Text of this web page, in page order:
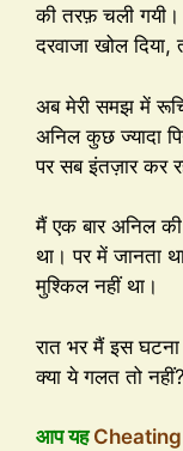
की तरफ़ चली
दरवाजा खोल दिया,
अब मेरी समझ में
अनिल कुछ ज्यादा
पर सब इंतज़ार कर
मैं एक बार अनिल
था। पर में जानता
मुश्किल नहीं था।
रात भर मैं इस
क्या ये गलत तो
आप यहCheating